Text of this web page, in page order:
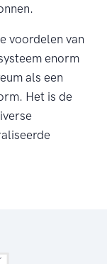
voordelen van
enorm
als een
Het is de